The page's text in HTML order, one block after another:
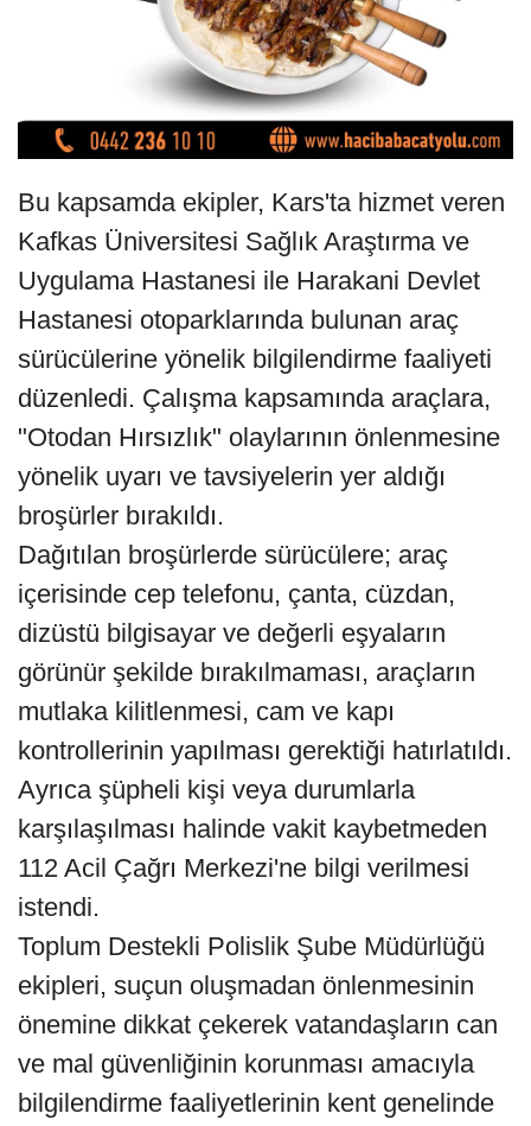
Bu kapsamda ekipler, Kars'ta hizmet veren
Kafkas Üniversitesi Sağlık Araştırma ve
Uygulama Hastanesi ile Harakani Devlet
Hastanesi otoparklarında bulunan araç
sürücülerine yönelik bilgilendirme faaliyeti
düzenledi. Çalışma kapsamında araçlara,
"Otodan Hırsızlık" olaylarının önlenmesine
yönelik uyarı ve tavsiyelerin yer aldığı
broşürler bırakıldı.
Dağıtılan broşürlerde sürücülere; araç
içerisinde cep telefonu, çanta, cüzdan,
dizüstü bilgisayar ve değerli eşyaların
görünür şekilde bırakılmaması, araçların
mutlaka kilitlenmesi, cam ve kapı
kontrollerinin yapılması gerektiği hatırlatıldı.
Ayrıca şüpheli kişi veya durumlarla
karşılaşılması halinde vakit kaybetmeden
112 Acil Çağrı Merkezi'ne bilgi verilmesi
istendi.
Toplum Destekli Polislik Şube Müdürlüğü
ekipleri, suçun oluşmadan önlenmesinin
önemine dikkat çekerek vatandaşların can
ve mal güvenliğinin korunması amacıyla
bilgilendirme faaliyetlerinin kent genelinde